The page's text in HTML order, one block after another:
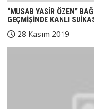
“MUSAB YASİR ÖZEN”
GEÇMİŞİNDE KANLI
28 Kasım 2019